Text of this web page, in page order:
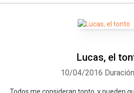
Lucas, el
10/04/2016